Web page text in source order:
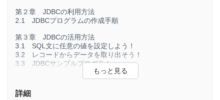
・ホームページ
・オンライン・バンキング
・オンライン・ショッピング
・SNS
・検索サイト
などのWebアプリケーションでは
Javaなどのプログラミング言語とデータベースを連携して
第２章 JDBCの利用方法
2.1 JDBCプログラムの作成手順
第３章 JDBCの活用方法
3.1 SQL文に任意の値を設定しよう！
3.2 レコードからデータを取り出そう！
3.3 JDBCサンプルプログラム
第４章 トランザクション
4.1 トランザクション処理をしよう！
詳細